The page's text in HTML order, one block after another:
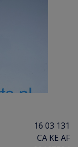
16 03 131
CA KE AF